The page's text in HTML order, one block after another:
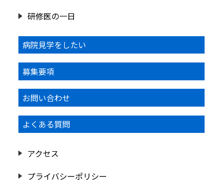
研修医の一日
病院見学をしたい
募集要項
お問い合わせ
よくある質問
アクセス
プライバシーポリシー